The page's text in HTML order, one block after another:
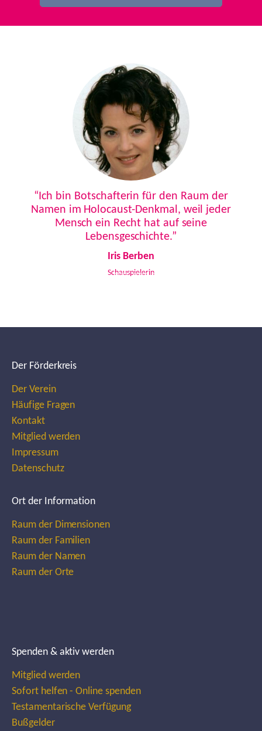
“Ich bin Botschafterin für den Raum der
Namen im Holocaust-Denkmal, weil jeder
Mensch ein Recht hat auf seine
Lebensgeschichte.”
Iris Berben
Schauspielerin
Der Förderkreis
Der Verein
Häufige Fragen
Kontakt
Mitglied werden
Impressum
Datenschutz
Ort der Information
Raum der Dimensionen
Raum der Familien
Raum der Namen
Raum der Orte
Spenden & aktiv werden
Mitglied werden
Sofort helfen - Online spenden
Testamentarische Verfügung
Bußgelder